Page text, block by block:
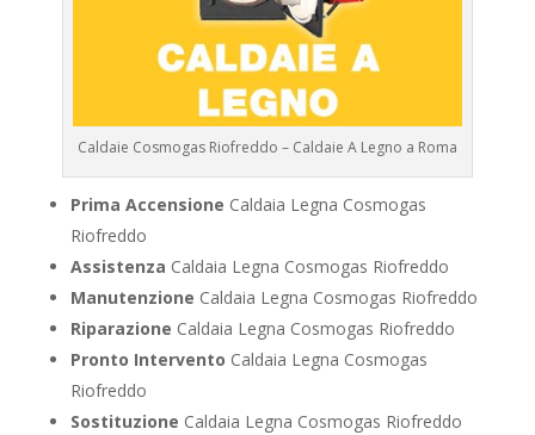
Caldaie Cosmogas Riofreddo – Caldaie A Legno a Roma
Prima Accensione Caldaia Legna Cosmogas
Riofreddo
Assistenza Caldaia Legna Cosmogas Riofreddo
Manutenzione Caldaia Legna Cosmogas Riofreddo
Riparazione Caldaia Legna Cosmogas Riofreddo
Pronto Intervento Caldaia Legna Cosmogas
Riofreddo
Sostituzione Caldaia Legna Cosmogas Riofreddo